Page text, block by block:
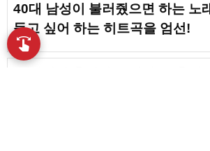
40대 남성이 불러줬으면 하는 노
듣고 싶어 하는 히트곡을 엄선!
swipe 손끝으로 음악을 탐색